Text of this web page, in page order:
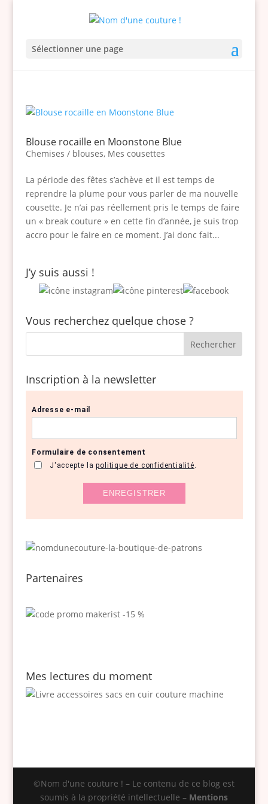
Sélectionner une page
Blouse rocaille en Moonstone Blue
Chemises / blouses, Mes cousettes
La période des fêtes s’achève et il est temps de
reprendre la plume pour vous parler de ma nouvelle
cousette. Je n’ai pas réellement pris le temps de faire
un « break couture » en cette fin d’année, je suis trop
accro pour le faire en ce moment. J’ai donc fait...
J’y suis aussi !
Vous recherchez quelque chose ?
Inscription à la newsletter
Partenaires
Mes lectures du moment
©Nom d'une couture ! – Le contenu de ce blog est
soumis à la propriété intellectuelle – Mentions